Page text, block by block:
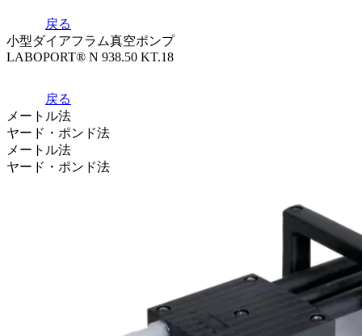
戻る
小型ダイアフラム真空ポンプ
LABOPORT® N 938.50 KT.18
戻る
メートル法
ヤード・ポンド法
メートル法
ヤード・ポンド法